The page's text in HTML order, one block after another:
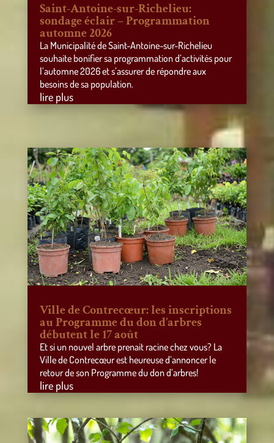
Saint-Antoine-sur-Richelieu:
sondage éclair – Programmation
automne 2026
La Municipalité de Saint-Antoine-sur-Richelieu
souhaite bonifier sa programmation d’activités pour
l’automne 2026 et s’assurer de répondre aux
besoins de sa population.
lire plus
Ville de Contrecœur: les inscriptions
au Programme du don d’arbres
débutent le 17 août
Et si un nouvel arbre prenait racine chez vous? La
Ville de Contrecœur est heureuse d’annoncer le
retour de son Programme du don d’arbres!
lire plus